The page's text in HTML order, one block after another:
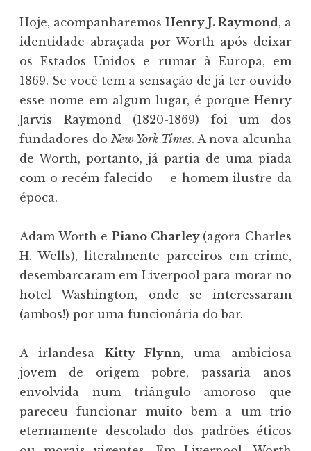
Hoje, acompanharemos Henry J. Raymond, a
identidade abraçada por Worth após deixar
os Estados Unidos e rumar à Europa, em
1869. Se você tem a sensação de já ter ouvido
esse nome em algum lugar, é porque Henry
Jarvis Raymond (1820-1869) foi um dos
fundadores do New York Times. A nova alcunha
de Worth, portanto, já partia de uma piada
com o recém-falecido – e homem ilustre da
época.
Adam Worth e Piano Charley (agora Charles
H. Wells), literalmente parceiros em crime,
desembarcaram em Liverpool para morar no
hotel Washington, onde se interessaram
(ambos!) por uma funcionária do bar.
A irlandesa Kitty Flynn, uma ambiciosa
jovem de origem pobre, passaria anos
envolvida num triângulo amoroso que
pareceu funcionar muito bem a um trio
eternamente descolado dos padrões éticos